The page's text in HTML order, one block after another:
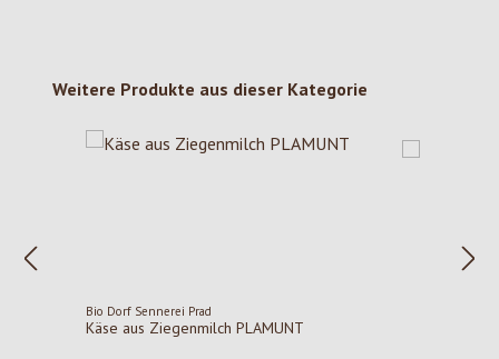
Produktgalerie überspringen
Weitere Produkte aus dieser Kategorie
Bio Dorf Sennerei Prad
Käse aus Ziegenmilch PLAMUNT